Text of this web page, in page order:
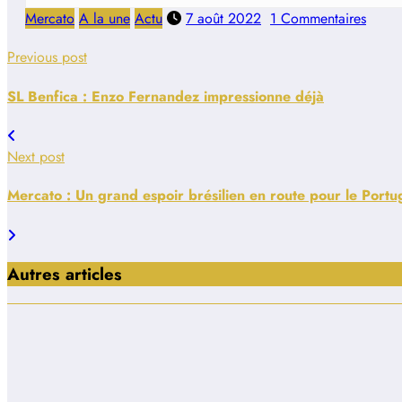
Mercato A la une Actu 7 août 2022 1 Commentaires
Previous post
SL Benfica : Enzo Fernandez impressionne déjà
Next post
Mercato : Un grand espoir brésilien en route pour le
Autres articles